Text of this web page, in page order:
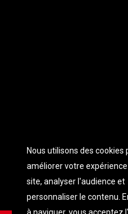
Nous utilisons des cookies
améliorer votre
site, analyser l'audience et
personnaliser le contenu.